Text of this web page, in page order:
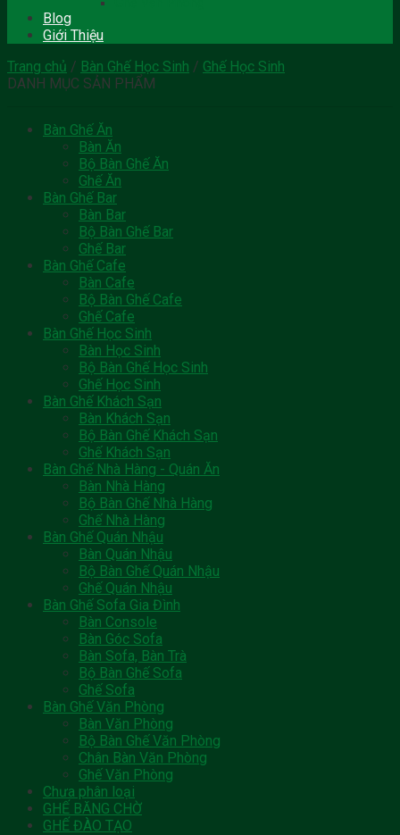
Blog
Giới Thiệu
Trang chủ / Bàn Ghế Học Sinh / Ghế Học Sinh
DANH MỤC SẢN PHẨM
Bàn Ghế Ăn
Bàn Ăn
Bộ Bàn Ghế Ăn
Ghế Ăn
Bàn Ghế Bar
Bàn Bar
Bộ Bàn Ghế Bar
Ghế Bar
Bàn Ghế Cafe
Bàn Cafe
Bộ Bàn Ghế Cafe
Ghế Cafe
Bàn Ghế Học Sinh
Bàn Học Sinh
Bộ Bàn Ghế Học Sinh
Ghế Học Sinh
Bàn Ghế Khách Sạn
Bàn Khách Sạn
Bộ Bàn Ghế Khách Sạn
Ghế Khách Sạn
Bàn Ghế Nhà Hàng - Quán Ăn
Bàn Nhà Hàng
Bộ Bàn Ghế Nhà Hàng
Ghế Nhà Hàng
Bàn Ghế Quán Nhậu
Bàn Quán Nhậu
Bộ Bàn Ghế Quán Nhậu
Ghế Quán Nhậu
Bàn Ghế Sofa Gia Đình
Bàn Console
Bàn Góc Sofa
Bàn Sofa, Bàn Trà
Bộ Bàn Ghế Sofa
Ghế Sofa
Bàn Ghế Văn Phòng
Bàn Văn Phòng
Bộ Bàn Ghế Văn Phòng
Chân Bàn Văn Phòng
Ghế Văn Phòng
Chưa phân loại
GHẾ BĂNG CHỜ
GHẾ ĐÀO TẠO